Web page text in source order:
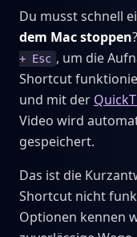
Du musst schnell
dem Mac stoppen
+ Esc , um die
Shortcut
und mit der
Video wird
gespeichert.
Das ist die
Shortcut nicht
Optionen kennen